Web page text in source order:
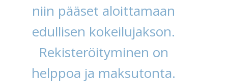
niin pääset aloittamaan
edullisen kokeilujakson.
Rekisteröityminen on
helppoa ja maksutonta.